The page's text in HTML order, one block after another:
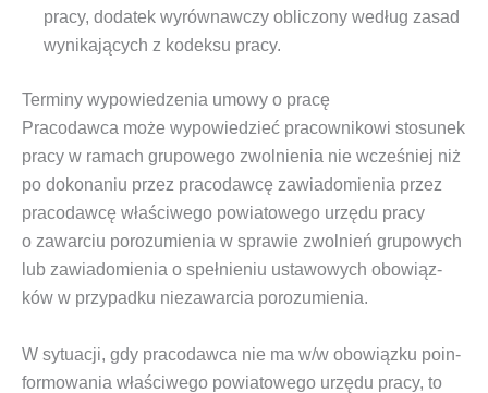
pra­cy, doda­tek wyrów­naw­czy obli­czo­ny według zasad
wyni­ka­ją­cych z kodek­su pracy.
Terminy wypowiedzenia umowy o pracę
Pra­co­daw­ca może wypo­wie­dzieć pra­cow­ni­ko­wi sto­su­nek
pra­cy w ramach gru­po­we­go zwol­nie­nia nie wcze­śniej niż
po doko­na­niu przez pra­co­daw­cę zawia­do­mie­nia przez
pra­co­daw­cę wła­ści­we­go powia­to­we­go urzę­du pra­cy
o zawar­ciu poro­zu­mie­nia w spra­wie zwol­nień gru­po­wych
lub zawia­do­mie­nia o speł­nie­niu usta­wo­wych obo­wiąz­
ków w przy­pad­ku nie­za­war­cia porozumienia.
W sytu­acji, gdy pra­co­daw­ca nie ma w/w obo­wiąz­ku poin­
for­mo­wa­nia wła­ści­we­go powia­to­we­go urzę­du pra­cy, to